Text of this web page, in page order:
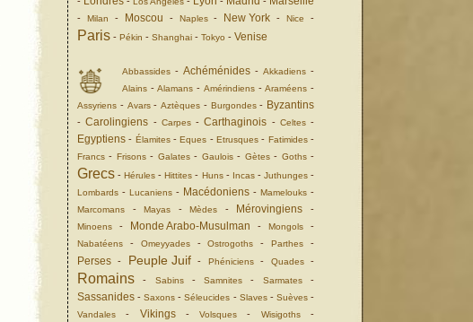
- Milan - Moscou - Naples- New York -Nice -
Paris - Pékin - Shanghai - Tokyo - Venise
Abbassides - Achéménides - Akkadiens -
Alains -Alamans - Amérindiens-Araméens -
Assyriens - Avars- Aztèques - Burgondes- Byzantins
-Carolingiens - Carpes-Carthaginois - Celtes-
Egyptiens - Élamites-Eques -Etrusques - Fatimides-
Francs - Frisons- Galates- Gaulois- Gètes- Goths-
Grecs -Hérules -Hittites - Huns- Incas- Juthunges-
Lombards - Lucaniens - Macédoniens - Mamelouks -
Marcomans -Mayas -Mèdes - Mérovingiens -
Minoens - Monde Arabo-Musulman - Mongols -
Nabatéens - Omeyyades-Ostrogoths -Parthes -
Perses - Peuple Juif- Phéniciens- Quades-
Romains - Sabins-Samnites - Sarmates-
Sassanides -Saxons -Séleucides - Slaves- Suèves-
Vandales - Vikings-Volsques - Wisigoths-